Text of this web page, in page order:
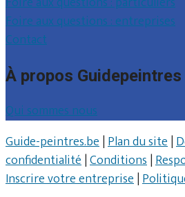
Foire aux questions : entreprises
Contact
À propos Guidepeintres
Qui sommes nous
Guide-peintres.be|Plan du site|
confidentialité|Conditions|
Inscrire votre entreprise|